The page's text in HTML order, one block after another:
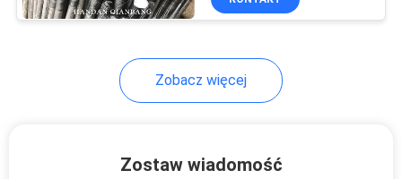
Pręt gwintowany
Zobacz więcej
Zostaw wiadomość